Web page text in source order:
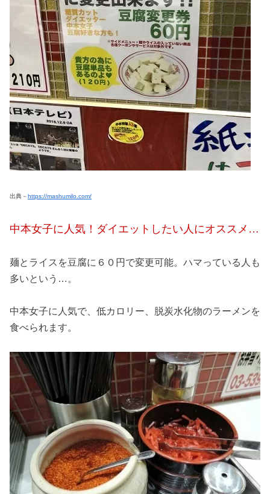
出典－ https://mashumilo.com/
中本女子に人気！ダイエットしたい人にオススメ…
麺とライスを豆腐に６０円で変更可能。ハマっている人も
多いという…。
中本女子に人気で、低カロリー、脱炭水化物のラーメンを
食べられます。